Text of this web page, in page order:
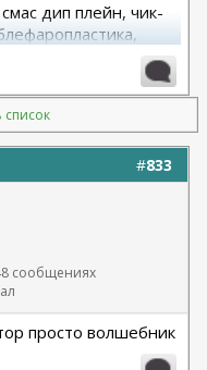
дип плейн, чик-
риносептопластика
список
#833
сообщениях
просто волшебник